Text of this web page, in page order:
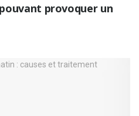
provoquer un